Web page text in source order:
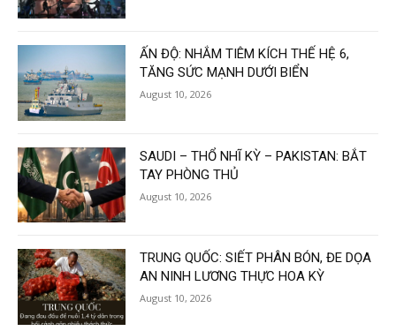
ẤN ĐỘ: NHẮM TIÊM KÍCH THẾ HỆ 6,
TĂNG SỨC MẠNH DƯỚI BIỂN
August 10, 2026
SAUDI – THỔ NHĨ KỲ – PAKISTAN: BẮT
TAY PHÒNG THỦ
August 10, 2026
TRUNG QUỐC: SIẾT PHÂN BÓN, ĐE DỌA
AN NINH LƯƠNG THỰC HOA KỲ
August 10, 2026